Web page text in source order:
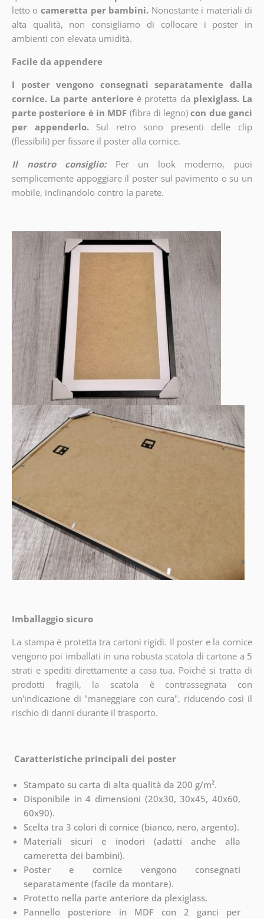
letto o cameretta per bambini. Nonostante i materiali di
alta qualità, non consigliamo di collocare i poster in
ambienti con elevata umidità.
Facile da appendere
I poster vengono consegnati separatamente dalla
cornice. La parte anteriore è protetta da plexiglass. La
parte posteriore è in MDF (fibra di legno) con due ganci
per appenderlo.
Sul retro sono presenti delle clip
(flessibili) per fissare il poster alla cornice.
Il nostro consiglio:
Per un look moderno, puoi
semplicemente appoggiare il poster sul pavimento o su un
mobile, inclinandolo contro la parete.
Imballaggio sicuro
La stampa è protetta tra cartoni rigidi. Il poster e la cornice
vengono poi imballati in una robusta scatola di cartone a 5
strati e spediti direttamente a casa tua. Poiché si tratta di
prodotti fragili, la scatola è contrassegnata con
un'indicazione di "maneggiare con cura", riducendo così il
rischio di danni durante il trasporto.
Caratteristiche principali dei poster
Stampato su carta di alta qualità da 200 g/m².
Disponibile in 4 dimensioni (20x30, 30x45, 40x60,
60x90).
Scelta tra 3 colori di cornice (bianco, nero, argento).
Materiali sicuri e inodori (adatti anche alla
cameretta dei bambini).
Poster e cornice vengono consegnati
separatamente (facile da montare).
Protetto nella parte anteriore da plexiglass.
Pannello posteriore in MDF con 2 ganci per